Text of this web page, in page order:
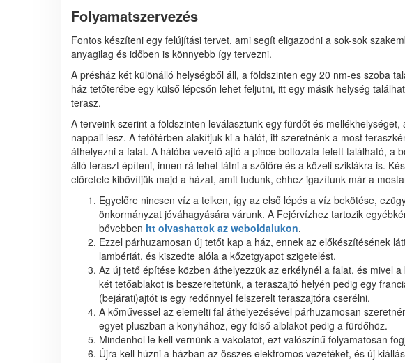
Folyamatszervezés
Fontos készíteni egy felújítási tervet, ami segít eligazodni a sok-sok
anyagilag és időben is könnyebb így tervezni.
A présház két különálló helységből áll, a földszinten egy 20 nm-es szoba
ház tetőterébe egy külső lépcsőn lehet feljutni, itt egy másik helység
terasz.
A terveink szerint a földszinten leválasztunk egy fürdőt és
nappali lesz. A tetőtérben alakítjuk ki a hálót, itt szeretnénk a most
áthelyezni a falat. A hálóba vezető ajtó a pince boltozata felett található, a
álló teraszt építeni, innen rá lehet látni a szőlőre és a közeli sziklákra is.
előrefele kibővítjük majd a házat, amit tudunk, ehhez igazítunk már a
Egyelőre nincsen víz a telken, így az első lépés a víz bekötése,
önkormányzat jóváhagyására várunk. A Fejérvízhez tartozik
bővebben itt olvashattok az weboldalukon.
Ezzel párhuzamosan új tetőt kap a ház, ennek az előkészítésének
lambériát, és kiszedte alóla a kőzetgyapot szigetelést.
Az új tető építése közben áthelyezzük az erkélynél a falat, és mivel
két tetőablakot is beszereltetünk, a teraszajtó helyén pedig egy
(bejárati)ajtót is egy redőnnyel felszerelt teraszajtóra cserélni.
A kőművessel az elemelti fal áthelyezésével párhuzamosan
egyet pluszban a konyhához, egy fölső alblakot pedig a fürdőhöz.
Mindenhol le kell vernünk a vakolatot, ezt valószínű folyamatosan
Újra kell húzni a házban az összes elektromos vezetéket, és új